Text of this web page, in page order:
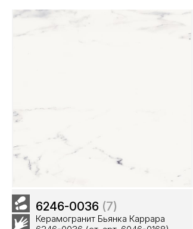
6246-0036 (7)
Керамогранит Бьянка Каррара